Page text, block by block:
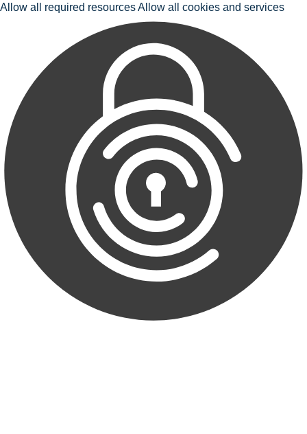
Allow all required resourcesAllow all cookies and services